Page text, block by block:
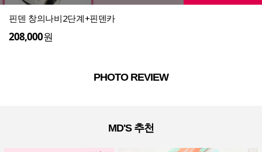
핀덴 창의나비2단계+핀덴카
208,000원
PHOTO REVIEW
MD'S 추천